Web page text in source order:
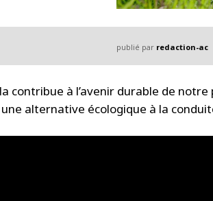
publié par redaction-ac
contribue à l’avenir durable de
alternative écologique à la